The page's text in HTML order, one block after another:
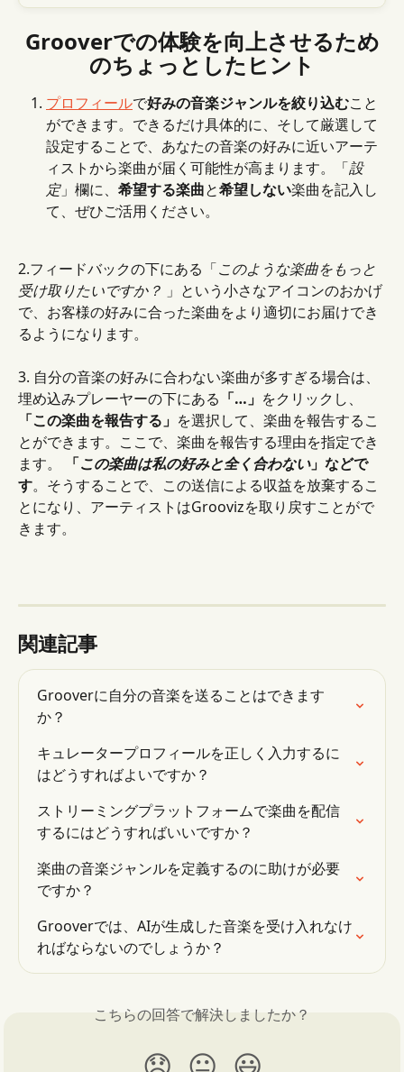
Grooverでの体験を向上させるため
のちょっとしたヒント
プロフィールで好みの音楽ジャンルを絞り込むこと
ができます。できるだけ具体的に、そして厳選して
設定することで、あなたの音楽の好みに近いアーテ
ィストから楽曲が届く可能性が高まります。「設
定」欄に、 希望する楽曲と希望しない楽曲を記入し
て、ぜひご活用ください。
2.フィードバックの下にある「このような楽曲をもっと
受け取りたいですか？ 」という小さなアイコンのおかげ
で、お客様の好みに合った楽曲をより適切にお届けでき
るようになります。
3. 自分の音楽の好みに合わない楽曲が多すぎる場合は、
埋め込みプレーヤーの下にある 「…」 をクリックし、
「この楽曲を報告する」 を選択して、楽曲を報告するこ
とができます。ここで、楽曲を報告する理由を指定でき
ます。
「この楽曲は私の好みと全く合わない」などで
す。そうすることで、この送信による収益を放棄するこ
とになり、アーティストはGroovizを取り戻すことがで
きます。
関連記事
Grooverに自分の音楽を送ることはできます
か？
キュレータープロフィールを正しく入力するに
はどうすればよいですか？
ストリーミングプラットフォームで楽曲を配信
するにはどうすればいいですか？
楽曲の音楽ジャンルを定義するのに助けが必要
ですか？
Grooverでは、AIが生成した音楽を受け入れなけ
ればならないのでしょうか？
こちらの回答で解決しましたか？